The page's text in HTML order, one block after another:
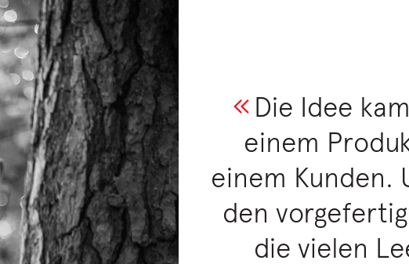
Die Idee
einem
einem Kunden.
den
die vielen